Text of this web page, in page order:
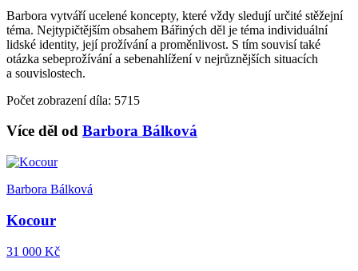
Barbora vytváří ucelené koncepty, které vždy sledují určité stěžejní
téma. Nejtypičtějším obsahem Bářiných děl je téma individuální
lidské identity, její prožívání a proměnlivost. S tím souvisí také
otázka sebeprožívání a sebenahlížení v nejrůznějších situacích
a souvislostech.
Počet zobrazení díla: 5715
Více děl od Barbora Bálková
Barbora Bálková
Kocour
31 000 Kč